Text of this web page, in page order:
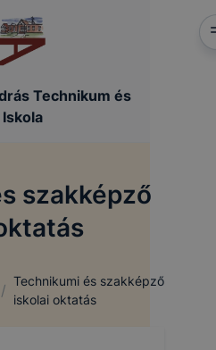
Technikum és
szakképző
/
Technikumi és szakképző
iskolai oktatás